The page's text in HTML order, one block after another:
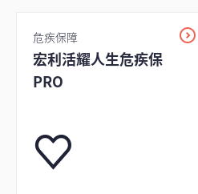
危疾保障
宏利活耀人生危疾保
PRO